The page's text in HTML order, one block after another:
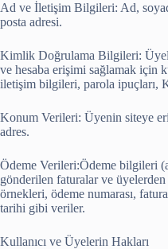
Ad ve İletişim Bilgileri: Ad,
posta adresi.
Kimlik Doğrulama Bilgileri:
ve hesaba erişimi sağlamak için
iletişim bilgileri, parola ipuçları,
Konum Verileri: Üyenin siteye
adres.
Ödeme Verileri:Ödeme bilgileri
gönderilen faturalar ve
örnekleri, ödeme numarası,
tarihi gibi veriler.
Kullanıcı ve Üyelerin Hakları